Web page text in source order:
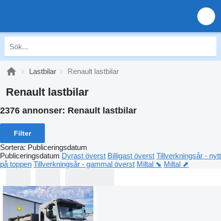
Lastbilar Renault lastbilar
Renault lastbilar
2376 annonser: Renault lastbilar
Filter
Sortera: Publiceringsdatum
Publiceringsdatum Dyrast överst Billigast överst Tillverkningsår - nytt
på toppen Tillverkningsår - gammal överst Miltal ⬊ Miltal ⬈